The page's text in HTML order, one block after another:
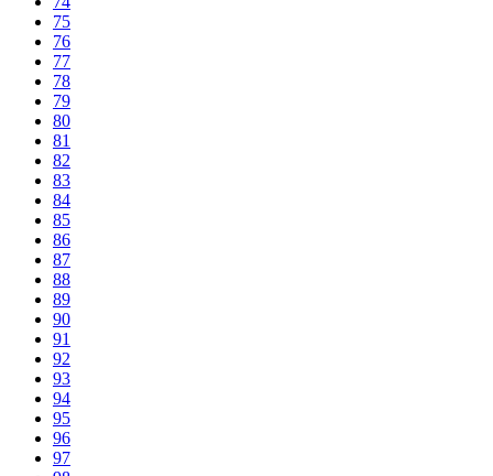
75
76
77
78
79
80
81
82
83
84
85
86
87
88
89
90
91
92
93
94
95
96
97